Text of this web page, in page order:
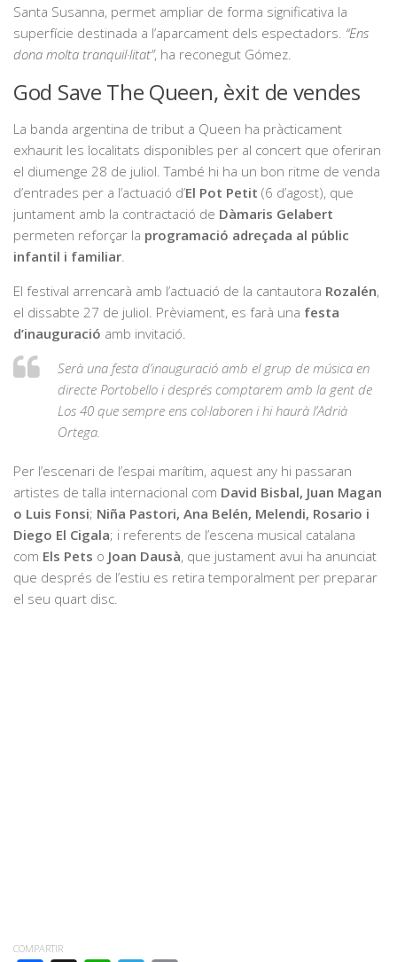
Santa Susanna, permet ampliar de forma significativa la
superfície destinada a l’aparcament dels espectadors. “Ens
dona molta tranquil·litat”, ha reconegut Gómez.
God Save The Queen, èxit de vendes
La banda argentina de tribut a Queen ha pràcticament
exhaurit les localitats disponibles per al concert que oferiran
el diumenge 28 de juliol. També hi ha un bon ritme de venda
d’entrades per a l’actuació d’El Pot Petit (6 d’agost), que
juntament amb la contractació de Dàmaris Gelabert
permeten reforçar la programació adreçada al públic
infantil i familiar
El festival arrencarà amb l’actuació de la cantautora Rozalén,
el dissabte 27 de juliol. Prèviament, es farà una festa
d’inauguració amb invitació.
Serà una festa d’inauguració amb el grup de música en
directe Portobello i després comptarem amb la gent de
Los 40 que sempre ens col·laboren i hi haurà l’Adrià
Ortega.
Per l’escenari de l’espai marítim, aquest any hi passaran
artistes de talla internacional com David Bisbal, Juan Magan
o Luis Fonsi; Niña Pastori, Ana Belén, Melendi, Rosario i
Diego El Cigala; i referents de l’escena musical catalana
com Els Pets o Joan Dausà, que justament avui ha anunciat
que després de l’estiu es retira temporalment per preparar
el seu quart disc.
COMPARTIR